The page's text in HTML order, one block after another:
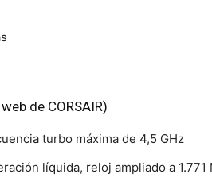
de CORSAIR)
turbo máxima de 4,5 GHz
líquida, reloj ampliado a